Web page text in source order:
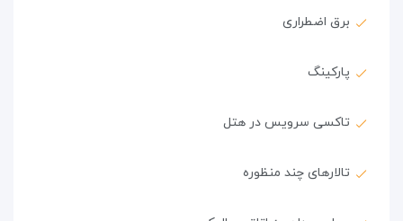
برق اضطراری
پارکینگ
تاکسی سرویس در هتل
تالارهای چند منظوره